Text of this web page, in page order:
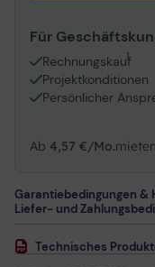
Für
Rechnungskauf
1
Projektkonditionen
Persönlicher
Ab 4,57 €/Mo.
Garantiebedingungen &
Liefer- und
Technisches